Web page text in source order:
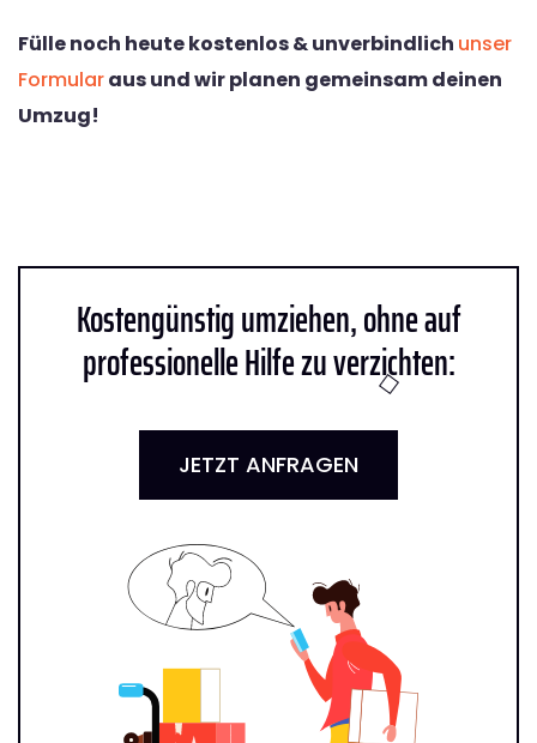
Fülle noch heute kostenlos & unverbindlich unser
Formularaus und wir planen gemeinsam deinen
Umzug!
Kostengünstig umziehen, ohne auf
professionelle Hilfe zu verzichten:
JETZT ANFRAGEN